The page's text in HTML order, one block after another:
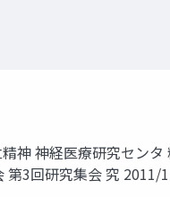
神 神経医療研究セン
3回研究集会 究 2011/